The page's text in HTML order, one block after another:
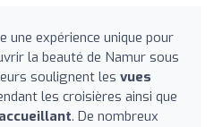
une expérience unique pour
la beauté de Namur sous
soulignent les vues
les croisières ainsi que
. De nombreux